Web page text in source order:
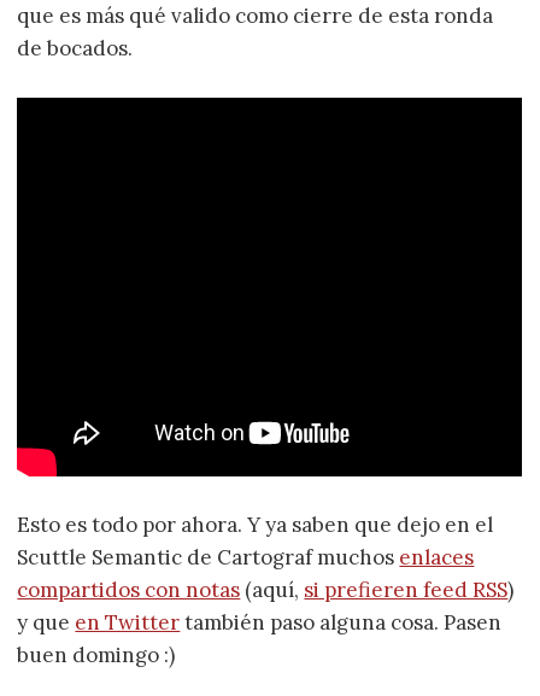
que es más qué valido como cierre de esta ronda
de bocados.
Esto es todo por ahora. Y ya saben que dejo en el
Scuttle Semantic de Cartograf muchos enlaces
compartidos con notas (aquí, si prefieren feed RSS)
y que en Twittertambién paso alguna cosa. Pasen
buen domingo :)